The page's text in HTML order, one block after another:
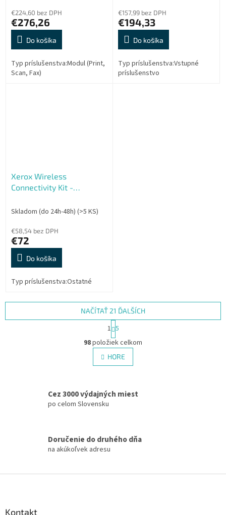
€224,60 bez DPH
€276,26
Do košíka
Typ príslušenstva:Modul (Print,
Scan, Fax)
€157,99 bez DPH
€194,33
Do košíka
Typ príslušenstva:Vstupné
príslušenstvo
Xerox Wireless
Connectivity Kit -
pro B410,B415,C410,C415
Skladom (do 24h-48h) (>5 KS)
€58,54 bez DPH
€72
Do košíka
Typ príslušenstva:Ostatné
O
v
l
á
c
r
v
v
NAČÍTAŤ 21 ĎALŠÍCH
S
t
r
á
n
k
a
1 5
98položiek celkom
HORE
Cez 3000 výdajných miest
po celom Slovensku
Doručenie do druhého dňa
na akúkoľvek adresu
Kontakt